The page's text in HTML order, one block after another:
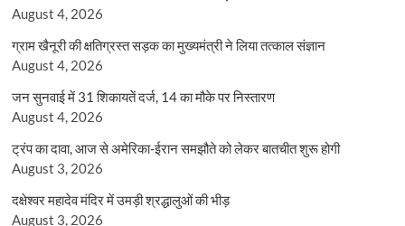
August 4, 2026
ग्राम खैनूरी की क्षतिग्रस्त सड़क का मुख्यमंत्री ने लिया तत्काल संज्ञान
August 4, 2026
जन सुनवाई में 31 शिकायतें दर्ज, 14 का मौके पर निस्तारण
August 4, 2026
ट्रंप का दावा, आज से अमेरिका-ईरान समझौते को लेकर बातचीत शुरू होगी
August 3, 2026
दक्षेश्वर महादेव मंदिर में उमड़ी श्रद्धालुओं की भीड़
August 3, 2026